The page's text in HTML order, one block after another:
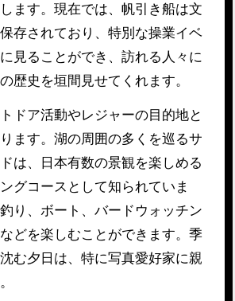
ます。現在では、帆引き船は文
存されており、特別な操業イベ
見ることができ、訪れる人々に
歴史を垣間見せてくれます。
ドア活動やレジャーの目的地と
ます。湖の周囲の多くを巡るサ
は、日本有数の景観を楽しめる
グコースとして知られていま
り、ボート、バードウォッチン
どを楽しむことができます。季
む夕日は、特に写真愛好家に親